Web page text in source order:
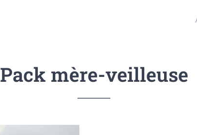
Pack mère-veilleuse